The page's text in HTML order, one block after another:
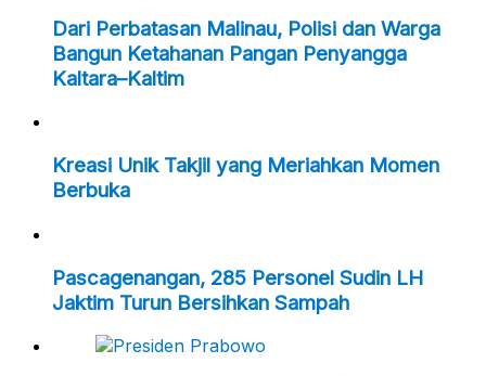
Dari Perbatasan Malinau, Polisi dan Warga
Bangun Ketahanan Pangan Penyangga
Kaltara–Kaltim
Kreasi Unik Takjil yang Meriahkan Momen
Berbuka
Pascagenangan, 285 Personel Sudin LH
Jaktim Turun Bersihkan Sampah